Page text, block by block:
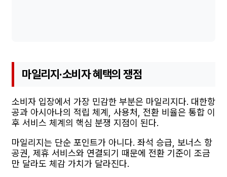
마일리지·소비자 혜택의 쟁점
소비자 입장에서 가장 민감한 부분은 마일리지다. 대한항
공과 아시아나의 적립 체계, 사용처, 전환 비율은 통합 이
후 서비스 체계의 핵심 분쟁 지점이 된다.
마일리지는 단순 포인트가 아니다. 좌석 승급, 보너스 항
공권, 제휴 서비스와 연결되기 때문에 전환 기준이 조금
만 달라도 체감 가치가 달라진다.